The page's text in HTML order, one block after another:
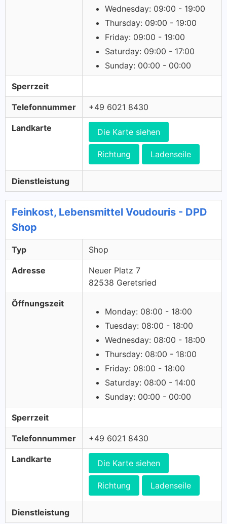
Wednesday: 09:00 - 19:00
Thursday: 09:00 - 19:00
Friday: 09:00 - 19:00
Saturday: 09:00 - 17:00
Sunday: 00:00 - 00:00
Sperrzeit
Telefonnummer +49 6021 8430
Landkarte Die Karte siehen
Richtung Ladenseile
Dienstleistung
Feinkost, Lebensmittel Voudouris - DPD
Shop
Typ Shop
Adresse
Neuer Platz 7
82538 Geretsried
Öffnungszeit
Monday: 08:00 - 18:00
Tuesday: 08:00 - 18:00
Wednesday: 08:00 - 18:00
Thursday: 08:00 - 18:00
Friday: 08:00 - 18:00
Saturday: 08:00 - 14:00
Sunday: 00:00 - 00:00
Sperrzeit
Telefonnummer +49 6021 8430
Landkarte Die Karte siehen
Richtung Ladenseile
Dienstleistung